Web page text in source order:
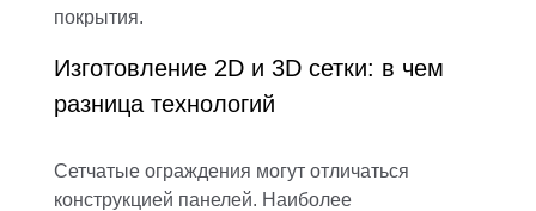
покрытия.
Изготовление 2D и 3D сетки: в чем
разница технологий
Сетчатые ограждения могут отличаться
конструкцией панелей. Наиболее